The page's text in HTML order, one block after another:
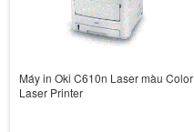
Máy in Oki C610n Laser màu Color
Laser Printer